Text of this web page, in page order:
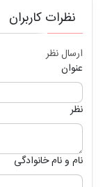
نظرات کاربران
ارسال نظر
عنوان
نظر
نام و نام خانوادگی